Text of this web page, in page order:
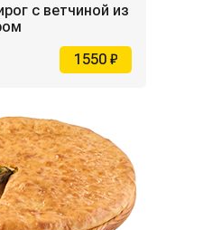
с ветчиной из
1550 ₽